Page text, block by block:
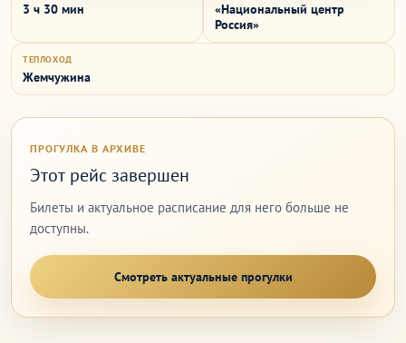
3 ч 30 мин
«Национальный центр
Россия»
ТЕПЛОХОД
Жемчужина
ПРОГУЛКА В АРХИВЕ
Этот рейс завершен
Билеты и актуальное расписание для него больше не
доступны.
Смотреть актуальные прогулки